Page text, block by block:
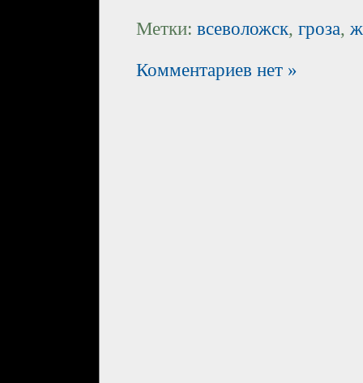
Метки: всеволожск, гроза,
Комментариев нет »